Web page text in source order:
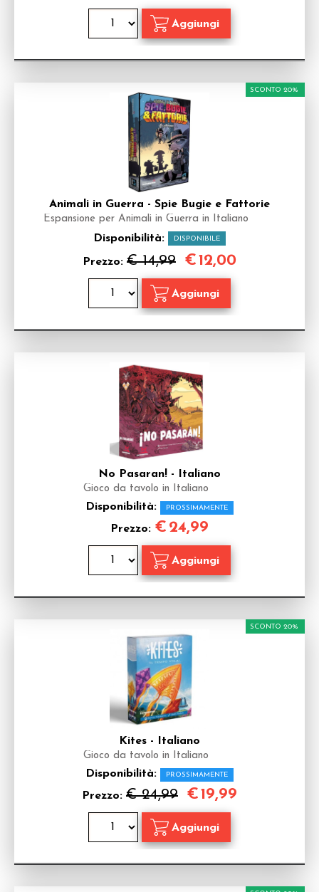
Animali in Guerra - Spie Bugie e Fattorie
Espansione per Animali in Guerra in Italiano
Disponibilità: DISPONIBILE
Prezzo: € 14,99
SCONTO 20%
€12,00
No Pasaran! - Italiano
Gioco da tavolo in Italiano
Disponibilità: PROSSIMAMENTE
Prezzo: € 24,99
Kites - Italiano
Gioco da tavolo in Italiano
Disponibilità: PROSSIMAMENTE
Prezzo: € 24,99
SCONTO 20%
€19,99